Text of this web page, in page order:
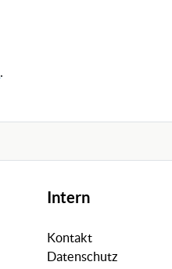
.
Intern
Kontakt
Datenschutz